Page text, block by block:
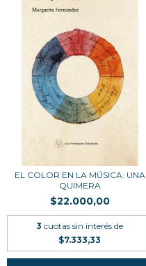
EL COLOR EN LA MÚSICA: UNA
QUIMERA
$22.000,00
3 cuotas sin interés de
$7.333,33